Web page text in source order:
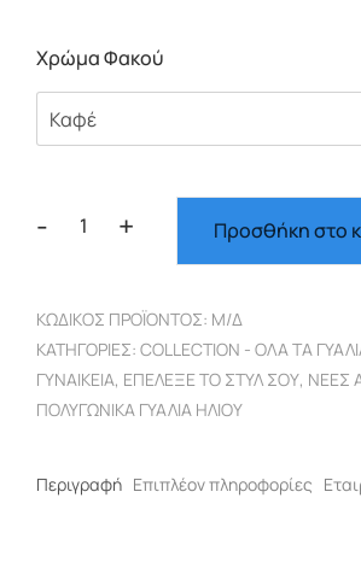
Χρώμα Φακού
-
Oρθογώνιο
καφέ
σκελετός
8094
ποσότητα
+ Προσθήκη στο
ΚΩΔΙΚΌΣ ΠΡΟΪΌΝΤΟΣ: Μ/Δ
ΚΑΤΗΓΟΡΊΕΣ: COLLECTION - ΌΛΑ ΤΑ
ΓΥΝΑΙΚΕΊΑ, ΕΠΈΛΕΞΕ ΤΟ ΣΤΥΛ ΣΟΥ, ΝΈΕΣ
ΠΟΛΥΓΩΝΙΚΆ ΓΥΑΛΙΆ ΗΛΊΟΥ
Περιγραφή Επιπλέον πληροφορίες